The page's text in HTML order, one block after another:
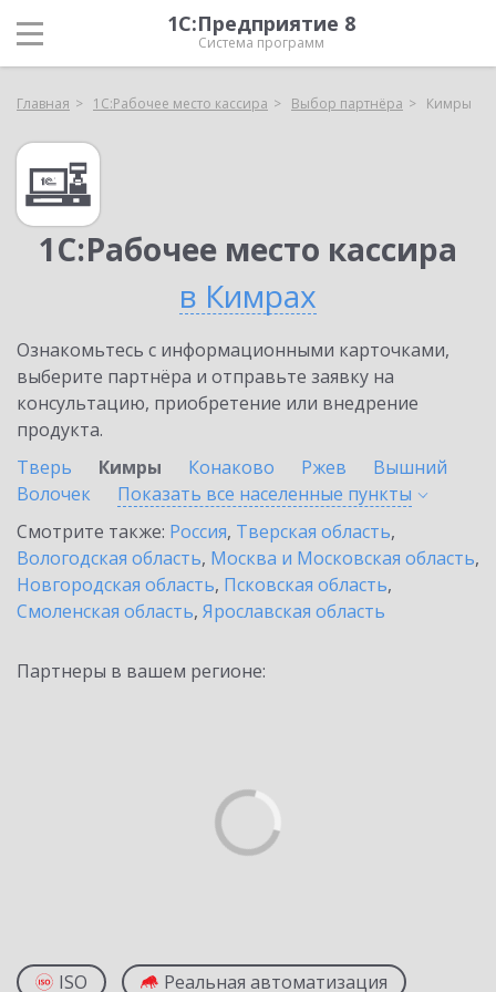
1С:Предприятие 8
Система программ
Главная 1С:Рабочее место кассира Выбор партнёра Кимры
1С:Рабочее место кассира
в Кимрах
Ознакомьтесь с информационными карточками,
выберите партнёра и отправьте заявку на
консультацию, приобретение или внедрение
продукта.
Тверь
Кимры Конаково Ржев
Вышний
Волочек
Показать все населенные пункты
Смотрите также: Россия, Тверская область,
Вологодская область, Москва и Московская область,
Новгородская область, Псковская область,
Смоленская область, Ярославская область
Партнеры в вашем регионе:
ISO Реальная автоматизация